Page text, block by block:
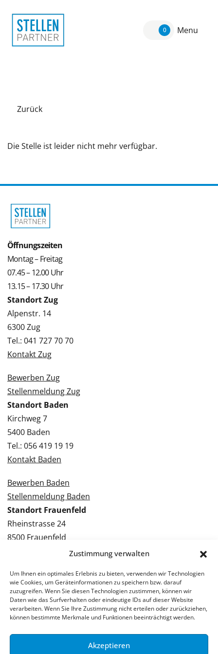
Zustimmung verwalten
Um Ihnen ein optimales Erlebnis zu bieten, verwenden wir Technologien
wie Cookies, um Geräteinformationen zu speichern bzw. darauf
zuzugreifen. Wenn Sie diesen Technologien zustimmen, können wir
Daten wie das Surfverhalten oder eindeutige IDs auf dieser Website
verarbeiten. Wenn Sie Ihre Zustimmung nicht erteilen oder zurückziehen,
können bestimmte Merkmale und Funktionen beeinträchtigt werden.
Akzeptieren
0 Menu
Zurück
Die Stelle ist leider nicht mehr verfügbar.
Öffnungszeiten
Montag – Freitag
07.45 – 12.00 Uhr
13.15 – 17.30 Uhr
Standort Zug
Alpenstr. 14
6300 Zug
Tel.: 041 727 70 70
Kontakt Zug
Bewerben Zug
Stellenmeldung Zug
Standort Baden
Kirchweg 7
5400 Baden
Tel.: 056 419 19 19
Kontakt Baden
Bewerben Baden
Stellenmeldung Baden
Standort Frauenfeld
Rheinstrasse 24
8500 Frauenfeld
Tel.: 052 224 09 09
Bewerben Frauenfeld
Stellenmeldung Frauenfeld
© 2026 Stellenpartner AG